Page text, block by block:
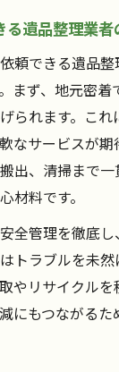
る遺品整理業者
頼できる遺品
まず、地元密
られます。こ
なサービスが期
出、清掃まで
材料です。
全管理を徹底
トラブルを未
やリサイクルを
にもつながる